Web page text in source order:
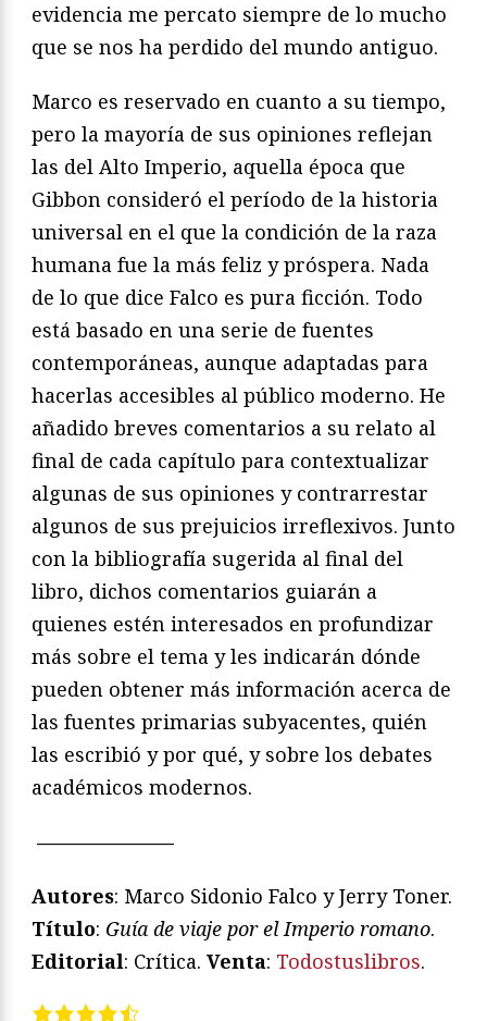
evidencia me percato siempre de lo mucho
que se nos ha perdido del mundo antiguo.
Marco es reservado en cuanto a su tiempo,
pero la mayoría de sus opiniones reflejan
las del Alto Imperio, aquella época que
Gibbon consideró el período de la historia
universal en el que la condición de la raza
humana fue la más feliz y próspera. Nada
de lo que dice Falco es pura ficción. Todo
está basado en una serie de fuentes
contemporáneas, aunque adaptadas para
hacerlas accesibles al público moderno. He
añadido breves comentarios a su relato al
final de cada capítulo para contextualizar
algunas de sus opiniones y contrarrestar
algunos de sus prejuicios irreflexivos. Junto
con la bibliografía sugerida al final del
libro, dichos comentarios guiarán a
quienes estén interesados en profundizar
más sobre el tema y les indicarán dónde
pueden obtener más información acerca de
las fuentes primarias subyacentes, quién
las escribió y por qué, y sobre los debates
académicos modernos.
———————
Autores: Marco Sidonio Falco y Jerry Toner.
Título: Guía de viaje por el Imperio romano.
Editorial: Crítica. Venta: Todostuslibros.